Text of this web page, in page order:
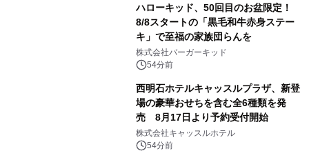
ハローキッド、50回目のお盆限定！
8/8スタートの「黒毛和牛赤身ステー
キ」で至福の家族団らんを
株式会社バーガーキッド
54分前
西明石ホテルキャッスルプラザ、新登
場の豪華おせちを含む全6種類を発
売 8月17日より予約受付開始
株式会社キャッスルホテル
54分前